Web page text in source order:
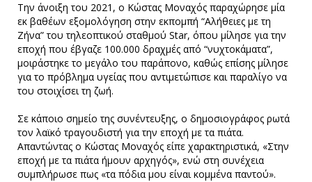
Την άνοιξη του 2021, ο Κώστας Μοναχός παραχώρησε μία
εκ βαθέων εξομολόγηση στην εκπομπή “Αλήθειες με τη
Ζήνα” του τηλεοπτικού σταθμού Star, όπου μίλησε για την
εποχή που έβγαζε 100.000 δραχμές από “νυχτοκάματα”,
μοιράστηκε το μεγάλο του παράπονο, καθώς επίσης μίλησε
για το πρόβλημα υγείας που αντιμετώπισε και παραλίγο να
του στοιχίσει τη ζωή.
Σε κάποιο σημείο της συνέντευξης, ο δημοσιογράφος ρωτά
τον λαϊκό τραγουδιστή για την εποχή με τα πιάτα.
Απαντώντας ο Κώστας Μοναχός είπε χαρακτηριστικά, «Στην
εποχή με τα πιάτα ήμουν αρχηγός», ενώ στη συνέχεια
συμπλήρωσε πως «τα πόδια μου είναι κομμένα παντού».